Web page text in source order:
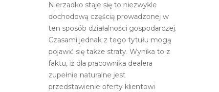
Nierzadko staje się to niezwykle
dochodową częścią prowadzonej w
ten sposób działalności gospodarczej.
Czasami jednak z tego tytułu mogą
pojawić się także straty. Wynika to z
faktu, iż dla pracownika dealera
zupełnie naturalne jest
przedstawienie oferty klientowi